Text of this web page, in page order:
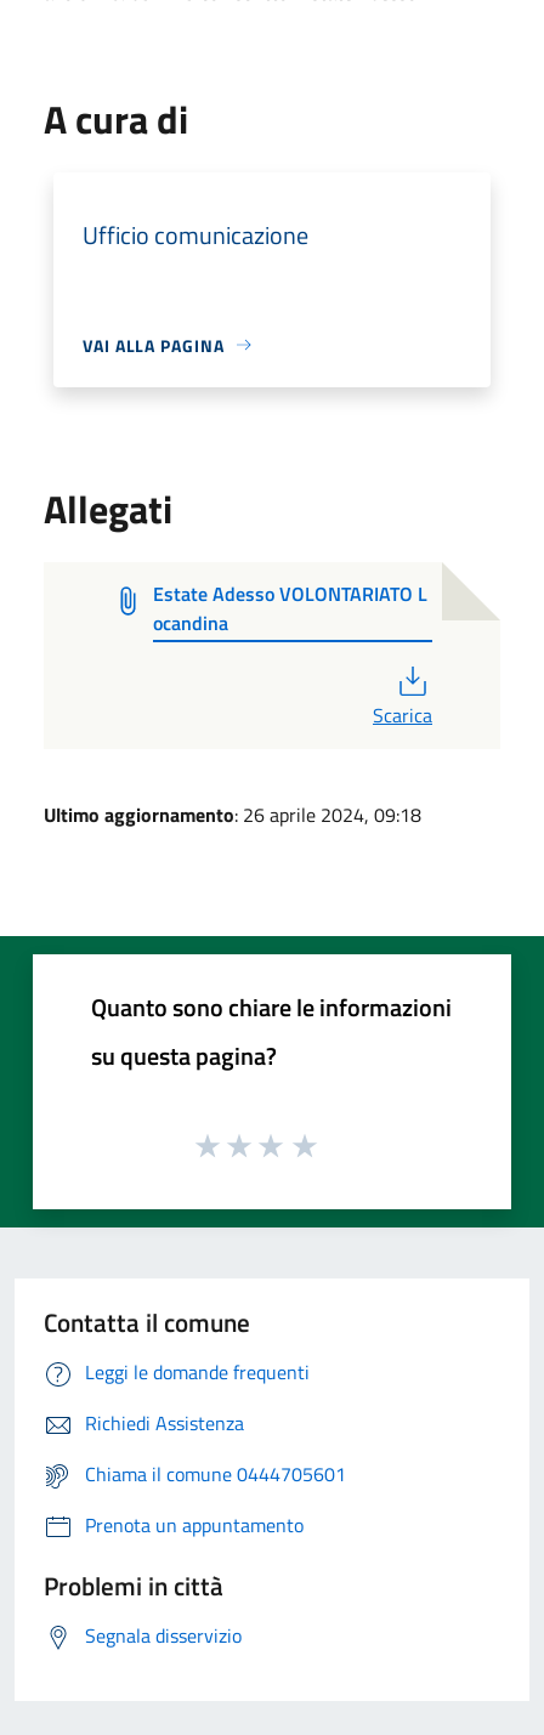
A cura di
Ufficio comunicazione
VAI ALLA PAGINA
Allegati
Estate Adesso VOLONTARIATO L
ocandina
Scarica
Ultimo aggiornamento: 26 aprile 2024, 09:18
Quanto sono chiare le informazioni
su questa pagina?
Contatta il comune
Leggi le domande frequenti
Richiedi Assistenza
Chiama il comune 0444705601
Prenota un appuntamento
Problemi in città
Segnala disservizio